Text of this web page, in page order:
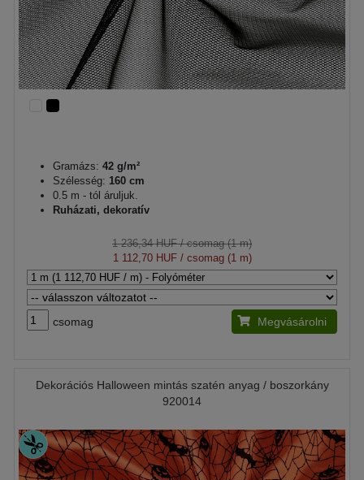
Gramázs: 42 g/m²
Szélesség: 160 cm
0.5 m - tól áruljuk.
Ruházati, dekoratív
1 236,34 HUF/ csomag (1 m)
1 112,70 HUF/ csomag (1 m)
csomag Megvásárolni
Dekorációs Halloween mintás szatén anyag / boszorkány
920014